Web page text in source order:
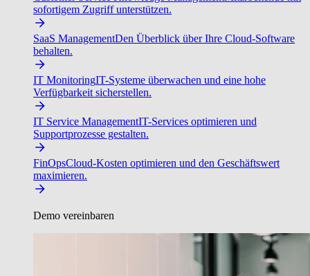
sofortigem Zugriff unterstützen.
SaaS ManagementDen Überblick über Ihre Cloud-Software
behalten.
IT MonitoringIT-Systeme überwachen und eine hohe
Verfügbarkeit sicherstellen.
IT Service ManagementIT-Services optimieren und
Supportprozesse gestalten.
FinOpsCloud-Kosten optimieren und den Geschäftswert
maximieren.
Demo vereinbaren